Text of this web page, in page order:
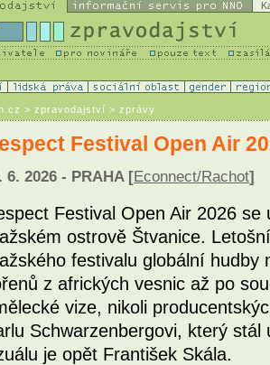
> zpravodajství > zprávy
Festival Open Air
6. 2026 - PRAHA [Econnect/Rachot]
Festival Open Air 2026
ostrově Štvanice.
festivalu globální
z afrických vesnic až po
vize, nikoli
Schwarzenbergovi, který
je opět František Skála.